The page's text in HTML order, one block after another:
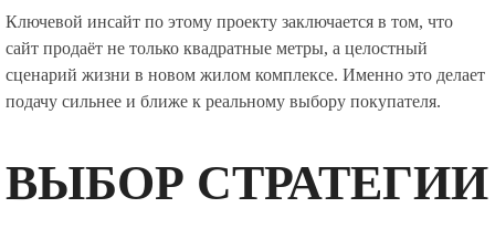
Ключевой инсайт по этому проекту заключается в том, что
сайт продаёт не только квадратные метры, а целостный
сценарий жизни в новом жилом комплексе. Именно это делает
подачу сильнее и ближе к реальному выбору покупателя.
ВЫБОР СТРАТЕГИИ